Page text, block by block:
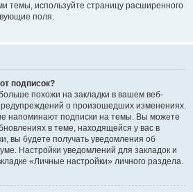
темы, используйте страницу расширенного
поля.
подписок?
похожи на закладки в вашем веб-
о произошедших изменениях.
напоминают подписки на темы. Вы можете
в теме, находящейся у вас в
вы будете получать уведомления об
Настройки уведомлений для закладок и
«Личные настройки» личного раздела.